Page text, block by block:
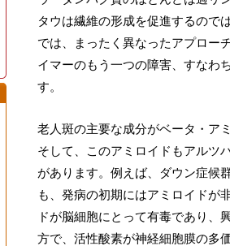
タウは繊維の形成を促進するので
では、まったく異なったアプロー
イマーのもう一つの障害、すなわ
す。
老人斑の主要な成分がベータ・ア
そして、このアミロイドもアルツ
があります。例えば、ダウン症候
も、発病の初期にはアミロイドが
ドが脳細胞にとって有毒であり、
方で、活性酸素が神経細胞膜の多